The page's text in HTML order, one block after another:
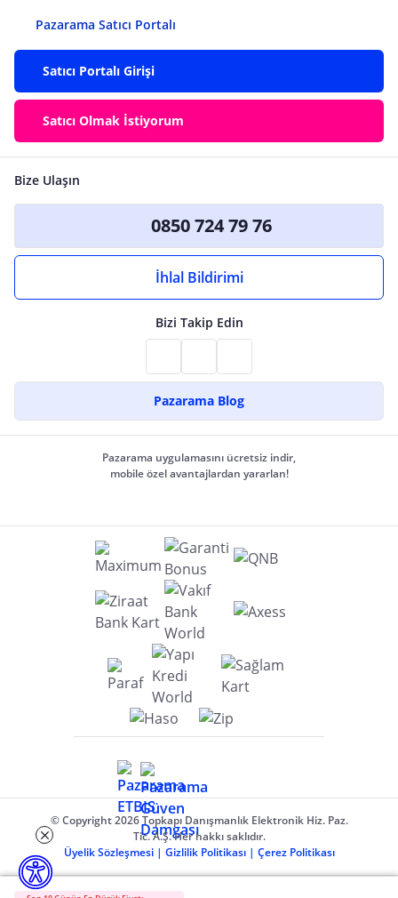
Pazarama Satıcı Portalı
Satıcı Portalı Girişi
Satıcı Olmak İstiyorum
Bize Ulaşın
0850 724 79 76
İhlal Bildirimi
Bizi Takip Edin
Pazarama Blog
Pazarama uygulamasını ücretsiz indir,
mobile özel avantajlardan yararlan!
© Copyright 2026 Topkapı Danışmanlık Elektronik Hiz. Paz.
Tic. A.Ş. Her hakkı saklıdır.
Üyelik Sözleşmesi | Gizlilik Politikası | Çerez Politikası